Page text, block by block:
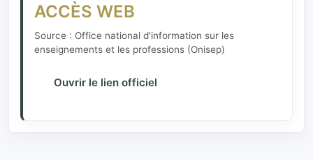
ACCÈS WEB
Source : Office national d'information sur les
enseignements et les professions (Onisep)
Ouvrir le lien officiel